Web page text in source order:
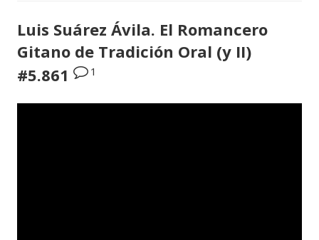
Luis Suárez Ávila. El Romancero
Gitano de Tradición Oral (y II)
#5.861
1